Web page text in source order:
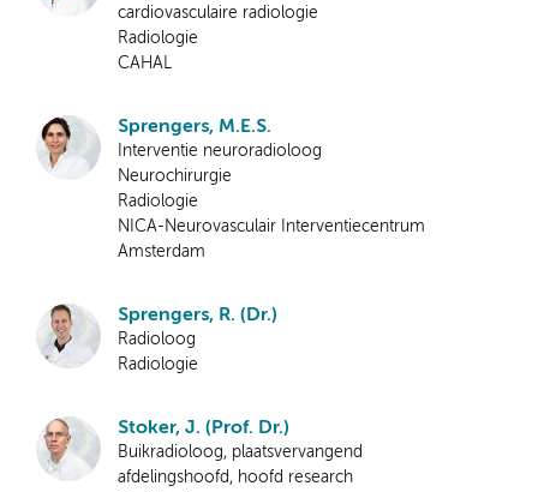
cardiovasculaire radiologie
Radiologie
CAHAL
Sprengers, M.E.S.
Interventie neuroradioloog
Neurochirurgie
Radiologie
NICA-Neurovasculair Interventiecentrum
Amsterdam
Sprengers, R. (Dr.)
Radioloog
Radiologie
Stoker, J. (Prof. Dr.)
Buikradioloog, plaatsvervangend
afdelingshoofd, hoofd research